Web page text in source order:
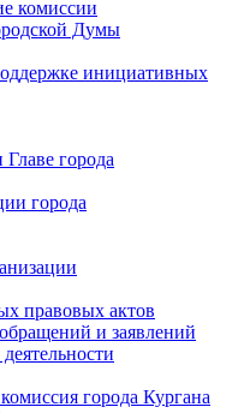
комиссии
Думы
инициативных
города
города
правовых актов
и заявлений
города Кургана